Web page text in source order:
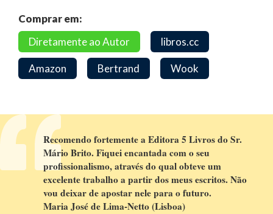
Comprar em:
Diretamente ao Autor
libros.cc
Amazon Bertrand Wook
Recomendo fortemente a Editora 5 Livros do Sr.
Mário Brito. Fiquei encantada com o seu
profissionalismo, através do qual obteve um
excelente trabalho a partir dos meus escritos. Não
vou deixar de apostar nele para o futuro.
Maria José de Lima-Netto (Lisboa)